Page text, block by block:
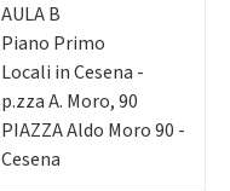
AULA B
Piano Primo
Locali in Cesena -
p.zza A. Moro, 90
PIAZZA Aldo Moro 90 -
Cesena